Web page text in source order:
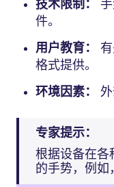
技术限制：
件。
用户教育：
格式提供。
环境因素：
专家提示：
根据设备在各
的手势，例如